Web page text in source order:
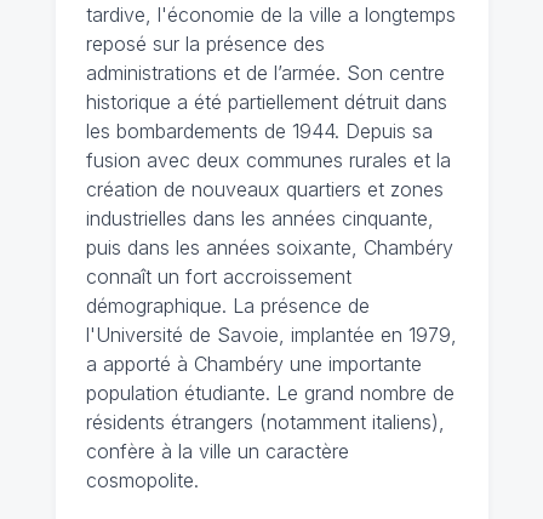
tardive, l'économie de la ville a longtemps
reposé sur la présence des
administrations et de l’armée. Son centre
historique a été partiellement détruit dans
les bombardements de 1944. Depuis sa
fusion avec deux communes rurales et la
création de nouveaux quartiers et zones
industrielles dans les années cinquante,
puis dans les années soixante, Chambéry
connaît un fort accroissement
démographique. La présence de
l'Université de Savoie, implantée en 1979,
a apporté à Chambéry une importante
population étudiante. Le grand nombre de
résidents étrangers (notamment italiens),
confère à la ville un caractère
cosmopolite.